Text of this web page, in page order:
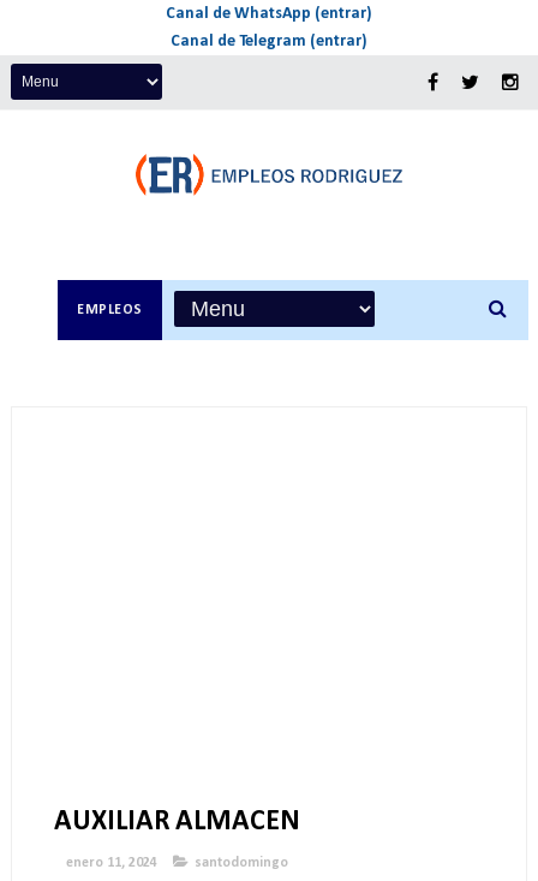
Canal de WhatsApp (entrar)
Canal de Telegram (entrar)
EMPLEOS
AUXILIAR ALMACEN
enero 11, 2024 santodomingo